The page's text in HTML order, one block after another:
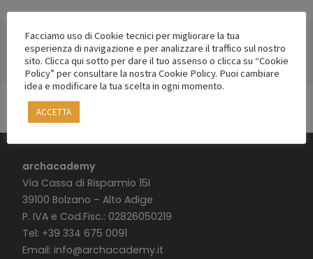
archacademy
Via Cassa di Risparmio 15I
39100 Bolzano – Alto Adige
P. IVA e Cod.Fisc.: 02826050219
Tel: +39 334 675 0091
Email: info@archacademy.it
Facciamo uso di Cookie tecnici per migliorare la tua
esperienza di navigazione e per analizzare il traffico sul nostro
sito. Clicca qui sotto per dare il tuo assenso o clicca su “Cookie
Policy” per consultare la nostra Cookie Policy. Puoi cambiare
idea e modificare la tua scelta in ogni momento.
ACCETTA